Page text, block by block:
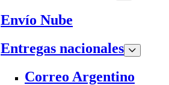
Envío Nube
Entregas nacionales
Correo Argentino